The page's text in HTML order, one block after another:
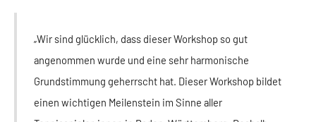
„Wir sind glücklich, dass dieser Workshop so gut
angenommen wurde und eine sehr harmonische
Grundstimmung geherrscht hat. Dieser Workshop bildet
einen wichtigen Meilenstein im Sinne aller